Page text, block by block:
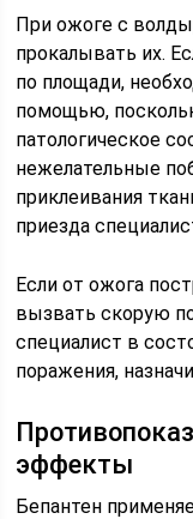
При ожоге с
прокалывать их.
по площади,
помощью,
патологическое
нежелательные
приклеивания
приезда
Если от ожога
вызвать скорую
специалист в
поражения,
эффекты
Бепантен